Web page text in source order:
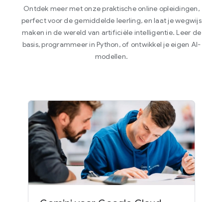
Ontdek meer met onze praktische online opleidingen,
perfect voor de gemiddelde leerling, en laat je wegwijs
maken in de wereld van artificiële intelligentie. Leer de
basis, programmeer in Python, of ontwikkel je eigen AI-
modellen.